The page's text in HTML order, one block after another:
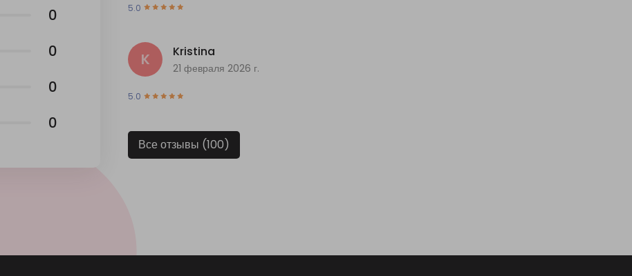
0
0
0
0
5.0
K Kristina
21 февраля 2026 г.
5.0
Все отзывы (100)